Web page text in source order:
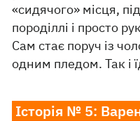
«сидячого» місця,
породіллі і просто
Сам стає поруч із
одним пледом. Так і
Історія № 5: